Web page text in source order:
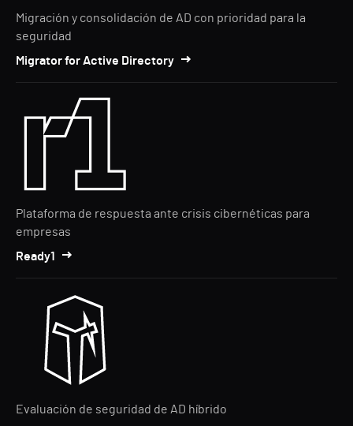
Migración y consolidación de AD con prioridad para la
seguridad
Migrator for Active Directory
Plataforma de respuesta ante crisis cibernéticas para
empresas
Ready1
Evaluación de seguridad de AD híbrido